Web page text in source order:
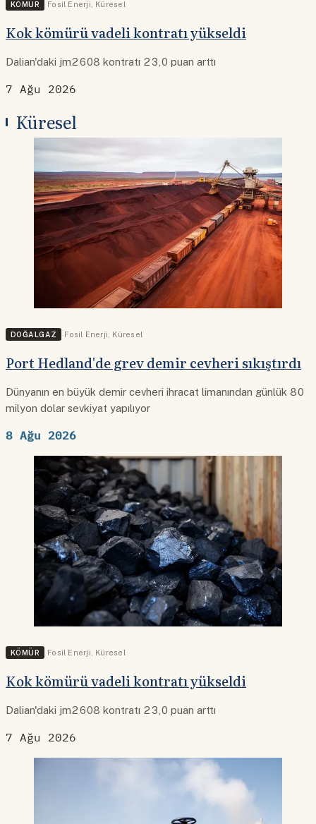
KÖMÜR Fosil Enerji Küresel
Kok kömürü vadeli kontratı yükseldi
Dalian'daki jm2608 kontratı 23,0 puan arttı
7 Ağu 2026
Küresel
DOĞALGAZ Fosil Enerji Küresel
Port Hedland'de grev demir cevheri sıkıştırdı
Dünyanın en büyük demir cevheri ihracat limanından günlük 80
milyon dolar sevkiyat yapılıyor
8 Ağu 2026
KÖMÜR Fosil Enerji Küresel
Kok kömürü vadeli kontratı yükseldi
Dalian'daki jm2608 kontratı 23,0 puan arttı
7 Ağu 2026